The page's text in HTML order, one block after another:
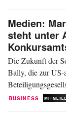
konstanten
Minus 11,6
Basis 8,8 Prozent.
berücksichtigt
Medien:
steht unter
Die Zukunft der
Bally, die zur US-
gehört, trübt sich
BUSINESS